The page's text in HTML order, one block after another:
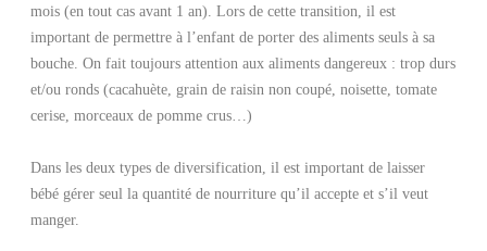
mois (en tout cas avant 1 an). Lors de cette transition, il est
important de permettre à l’enfant de porter des aliments seuls à sa
bouche. On fait toujours attention aux aliments dangereux : trop durs
et/ou ronds (cacahuète, grain de raisin non coupé, noisette, tomate
cerise, morceaux de pomme crus…)
Dans les deux types de diversification, il est important de laisser
bébé gérer seul la quantité de nourriture qu’il accepte et s’il veut
manger.